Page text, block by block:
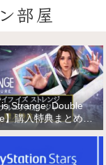
部屋
Strange: Double
】購入特典まとめ！
店舗価格比較！ライ
ポージャー